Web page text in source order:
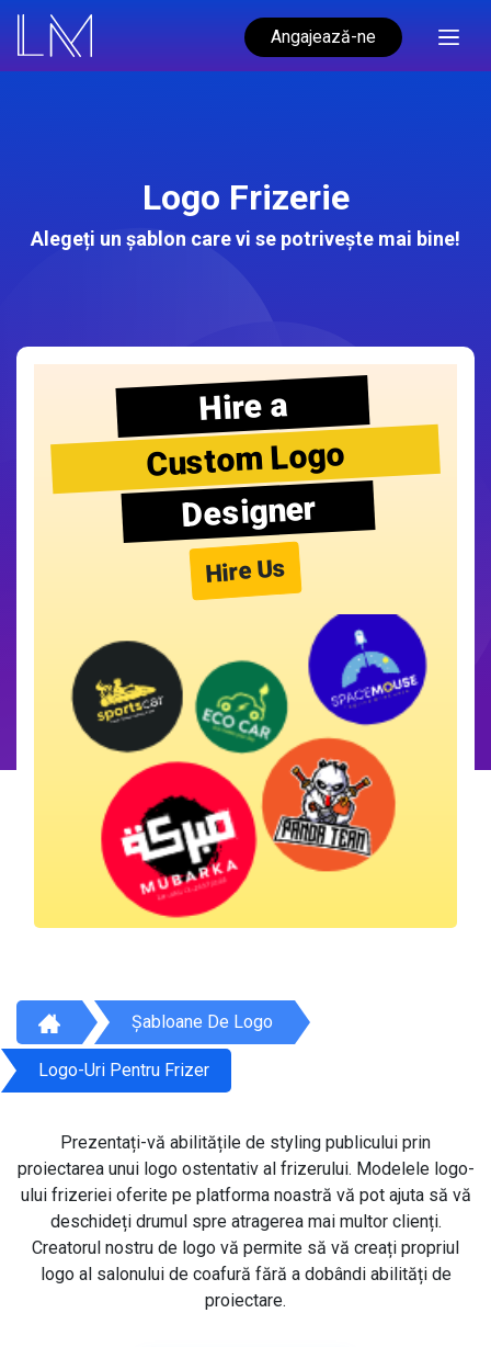
Angajează-ne
Logo Frizerie
Alegeți un șablon care vi se potrivește mai bine!
Hire a
Custom Logo
Designer
Hire Us
Șabloane De Logo
Logo-Uri Pentru Frizer
Prezentați-vă abilitățile de styling publicului prin
proiectarea unui logo ostentativ al frizerului. Modelele logo-
ului frizeriei oferite pe platforma noastră vă pot ajuta să vă
deschideți drumul spre atragerea mai multor clienți.
Creatorul nostru de logo vă permite să vă creați propriul
logo al salonului de coafură fără a dobândi abilități de
proiectare.